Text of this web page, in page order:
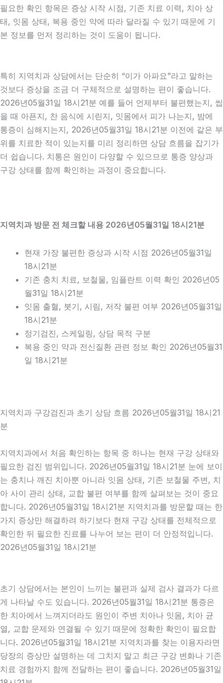
필요한 확인 항목은 증상 시작 시점, 기존 치료 이력, 치아 상
태, 잇몸 상태, 복용 중인 약에 따라 달라질 수 있기 때문에 기
본 정보를 먼저 정리하는 것이 도움이 됩니다.
특히 지역치과 상담에서는 단순히 “이가 아파요”라고 말하는
것보다 증상을 조금 더 구체적으로 설명하는 편이 좋습니다.
2026년05월31일 18시21분 예를 들어 언제부터 불편했는지, 씹
을 때 아픈지, 찬 음식에 시린지, 잇몸에서 피가 나는지, 밤에
통증이 심해지는지, 2026년05월31일 18시21분 이전에 같은 부
위를 치료한 적이 있는지를 미리 정리하면 상담 흐름을 잡기가
더 쉽습니다. 치통은 원인이 다양할 수 있으므로 통증 양상과
구강 상태를 함께 확인하는 과정이 중요합니다.
지역치과 방문 전 체크할 내용 2026년05월31일 18시21분
현재 가장 불편한 증상과 시작 시점 2026년05월31일
18시21분
기존 충치 치료, 보철물, 임플란트 이력 확인 2026년05
월31일 18시21분
잇몸 출혈, 붓기, 시림, 저작 불편 여부 2026년05월31일
18시21분
정기검진, 스케일링, 상담 목적 구분
복용 중인 약과 전신질환 관련 정보 확인 2026년05월31
일 18시21분
지역치과 구강검진과 초기 상담 흐름 2026년05월31일 18시21
분
지역치과에서 처음 확인하는 항목 중 하나는 현재 구강 상태와
필요한 검진 범위입니다. 2026년05월31일 18시21분 눈에 보이
는 충치나 깨진 치아뿐 아니라 잇몸 상태, 기존 보철물 주변, 치
아 사이 관리 상태, 교합 불편 여부를 함께 살펴보는 것이 중요
합니다. 2026년05월31일 18시21분 지역치과를 방문할 때는 한
가지 증상만 해결하려 하기보다 현재 구강 상태를 전체적으로
확인한 뒤 필요한 진료를 나누어 보는 편이 더 안정적입니다.
2026년05월31일 18시21분
초기 상담에서는 본인이 느끼는 불편과 실제 검사 결과가 다르
게 나타날 수도 있습니다. 2026년05월31일 18시21분 통증은
한 치아에서 느껴지더라도 원인이 주변 치아나 잇몸, 치아 균
열, 교합 문제와 연결될 수 있기 때문에 정확한 확인이 필요합
니다. 2026년05월31일 18시21분 지역치과를 찾는 이용자라면
당장의 증상만 설명하는 데 그치지 말고 최근 구강 변화나 기존
치료 경험까지 함께 전달하는 편이 좋습니다. 2026년05월31일